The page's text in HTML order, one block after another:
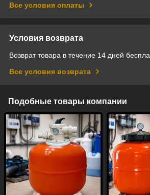
Все условия оплаты
Условия возврата
Возврат товара в течение 14 дней
Все условия возврата
Подобные товары компании